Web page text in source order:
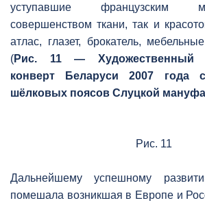
уступавшие французским
совершенством ткани, так и
атлас, глазет, брокатель,
(Рис. 11 — Художественный
конверт Беларуси 2007 года
шёлковых поясов Слуцкой
Рис. 11
Дальнейшему успешному
помешала возникшая в Европе и